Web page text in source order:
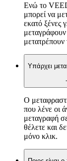
Ενώ το
μπορεί να
εκατό ξένες
μεταγράφουν
Υπάρχει
Ο
που λένε οι
μεταγραφή
θέλετε και
μόνο κλικ.